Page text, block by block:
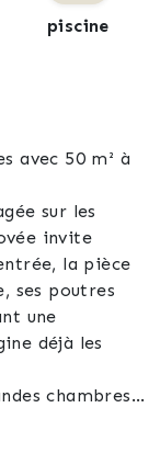
piscine
avec 50 m² à
sur les
invite
la pièce
ses poutres
une
déjà les
chambres,